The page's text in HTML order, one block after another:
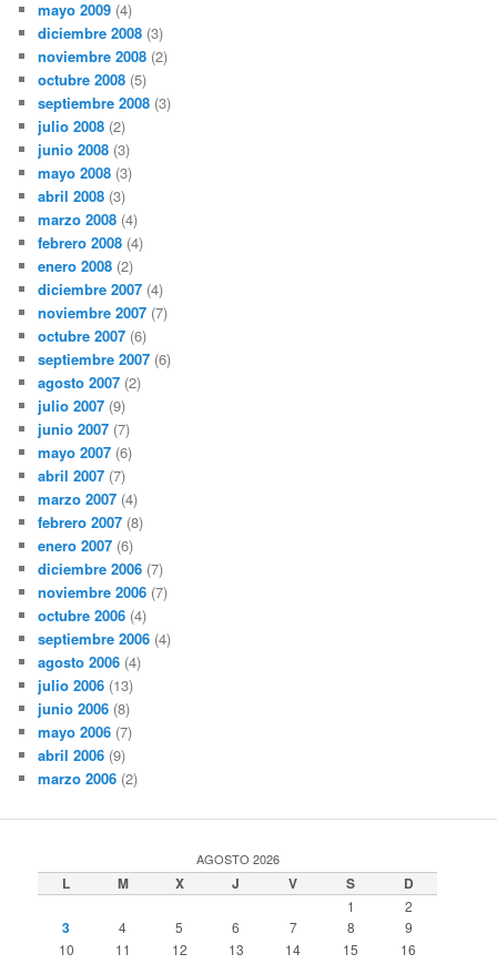
mayo 2009 (4)
diciembre 2008 (3)
noviembre 2008 (2)
octubre 2008 (5)
septiembre 2008 (3)
julio 2008 (2)
junio 2008 (3)
mayo 2008 (3)
abril 2008 (3)
marzo 2008 (4)
febrero 2008 (4)
enero 2008 (2)
diciembre 2007 (4)
noviembre 2007 (7)
octubre 2007 (6)
septiembre 2007 (6)
agosto 2007 (2)
julio 2007 (9)
junio 2007 (7)
mayo 2007 (6)
abril 2007 (7)
marzo 2007 (4)
febrero 2007 (8)
enero 2007 (6)
diciembre 2006 (7)
noviembre 2006 (7)
octubre 2006 (4)
septiembre 2006 (4)
agosto 2006 (4)
julio 2006 (13)
junio 2006 (8)
mayo 2006 (7)
abril 2006 (9)
marzo 2006 (2)
AGOSTO 2026
L M X J V S D
1 2
3 4 5 6 7 8
9
10
11 12 13 14 15
16